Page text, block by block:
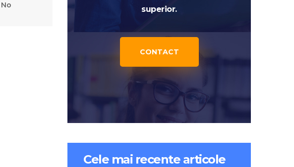
No superior.
CONTACT
Cele mai recente articole